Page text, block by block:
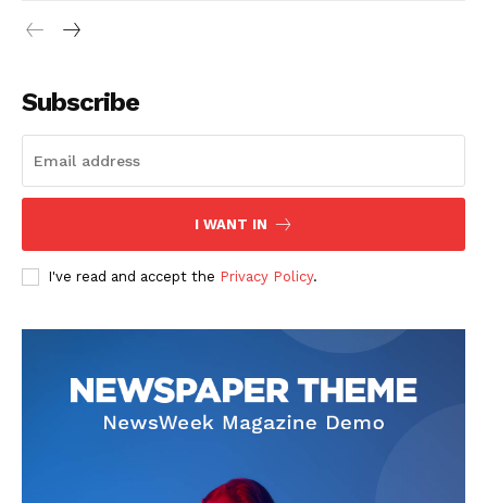
Subscribe
I WANT IN
I've read and accept the Privacy Policy.